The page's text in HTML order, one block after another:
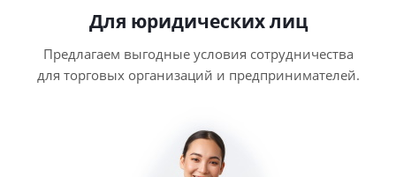
Для юридических лиц
Предлагаем выгодные условия сотрудничества
для торговых организаций и предпринимателей.